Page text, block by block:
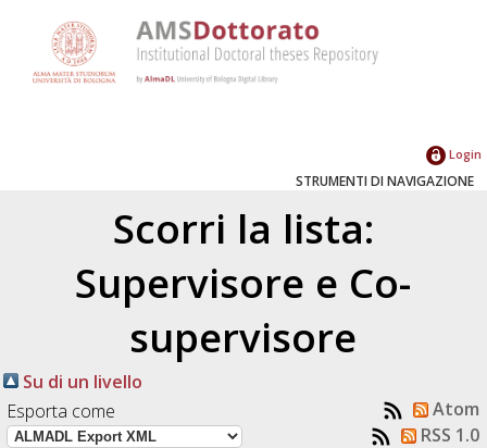
Login
STRUMENTI DI NAVIGAZIONE
Scorri la lista:
Supervisore e Co-
supervisore
Su di un livello
Esporta come
Atom
RSS 1.0